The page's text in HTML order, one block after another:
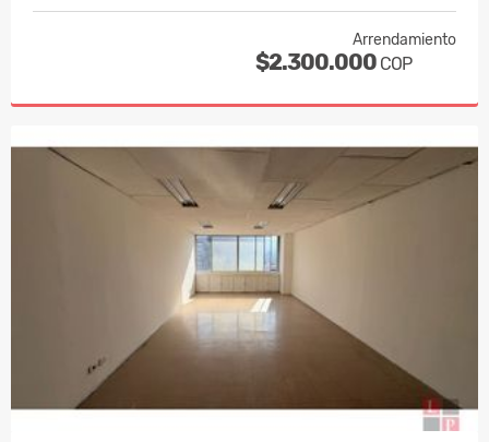
Arrendamiento
$2.300.000 COP